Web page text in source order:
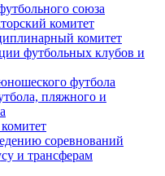
союза
комитет
комитет
футбольных клубов и
футбола
пляжного и
соревнований
и трансферам